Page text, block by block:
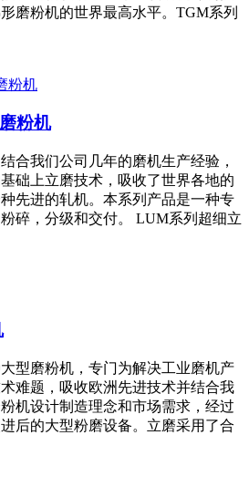
磨粉机的世界最高水平。TGM系列
粉机
合我们公司几年的磨机生产经验，
础上立磨技术，吸收了世界各地的
先进的轧机。本系列产品是一种专
碎，分级和交付。 LUM系列超细立
型磨粉机，专门为解决工业磨机产
难题，吸收欧洲先进技术并结合我
机设计制造理念和市场需求，经过
后的大型粉磨设备。立磨采用了合